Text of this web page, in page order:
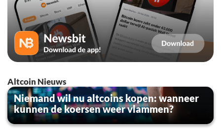
Altcoin Nieuws
Niemand wil nu altcoins kopen: wanneer
kunnen de koersen weer vlammen?